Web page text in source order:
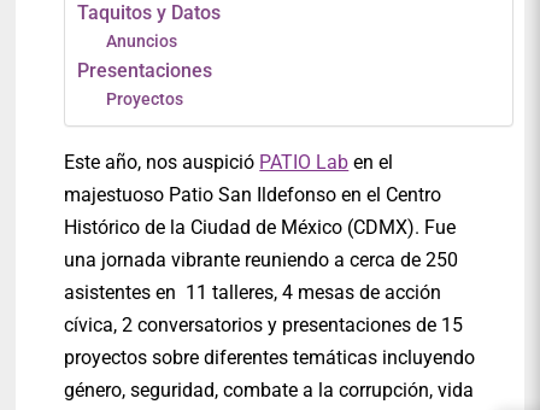
Taquitos y Datos
Anuncios
Presentaciones
Proyectos
Este año, nos auspició PATIO Lab en el
majestuoso Patio San Ildefonso en el Centro
Histórico de la Ciudad de México (CDMX). Fue
una jornada vibrante reuniendo a cerca de 250
asistentes en 11 talleres, 4 mesas de acción
cívica, 2 conversatorios y presentaciones de 15
proyectos sobre diferentes temáticas incluyendo
género, seguridad, combate a la corrupción, vida